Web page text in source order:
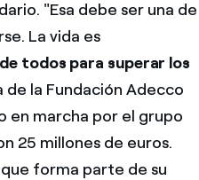
"Esa debe ser una de
La vida es
todos para superar los
de la Fundación Adecco
en marcha por el grupo
25 millones de euros.
forma parte de su